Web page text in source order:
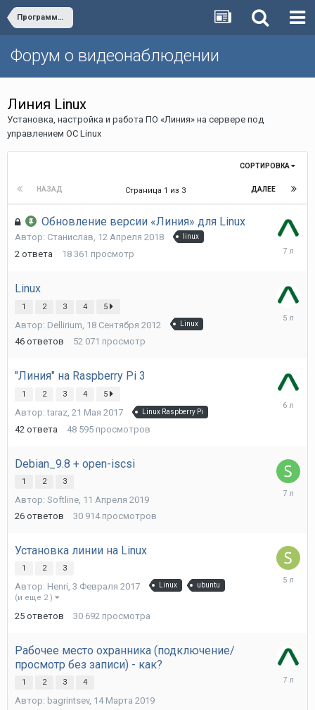
Программное обеспечение «Линия IP» версии 7.*.*
Форум о видеонаблюдении
Линия Linux
Установка, настройка и работа ПО «Линия» на сервере под
управлением ОС Linux
СОРТИРОВКА
НАЗАД ДАЛЕЕ
Страница 1 из 3
Обновление версии «Линия» для Linux
Автор: Станислав, 12 Апреля 2018 linux
2 ответа 18 361 просмотр
Linux
1 2 3 4 5
Автор: Dellirium 18 Сентября 2012 Linux
46 ответов 52 071 просмотр
13
"Линия" на Raspberry Pi 3
1 2 3 4 5
Автор:taraz, 21 Мая 2017 Linux Raspberry Pi
42 ответа 48 595 просмотров
23
Debian_9.8 + open-iscsi
1 2 3
Автор: Softline 11 Апреля 2019
26 ответов 30 914 просмотров
16
Установка линии на Linux
1 2 3
Автор: Henri 3 Февраля 2017 Linux ubuntu
(и еще 2 )
25 ответов 30 692 просмотра
23
Рабочее место охранника (подключение/
просмотр без записи) - как?
1 2 3 4
Автор: bagrintsev, 14 Марта 2019
22